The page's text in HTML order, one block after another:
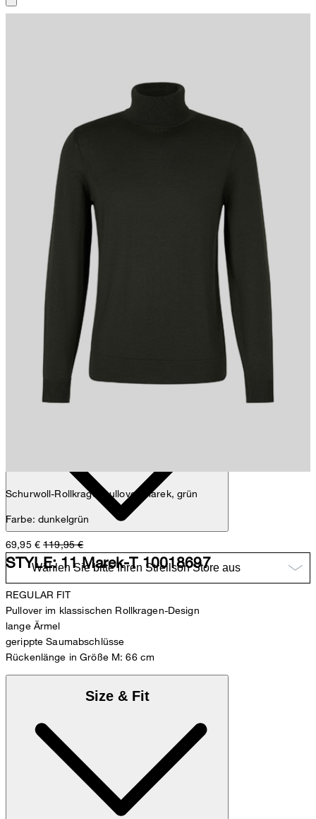
Schurwoll-Rollkragenpullover Marek, grün
Farbe: dunkelgrün
69,95 € 119,95 €
Fashion- & Lifestyle-Redaktion
STYLE: 11 Marek-T 10018697
REGULAR FIT
Pullover im klassischen Rollkragen-Design
lange Ärmel
gerippte Saumabschlüsse
Rückenlänge in Größe M: 66 cm
Size & Fit